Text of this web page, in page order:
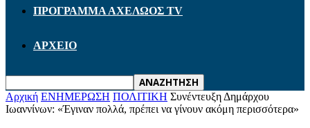
ΠΡΟΓΡΑΜΜΑ ΑΧΕΛΩΟΣ TV
ΑΡΧΕΙΟ
Αρχική ΕΝΗΜΕΡΩΣΗ ΠΟΛΙΤΙΚΗ Συνέντευξη Δημάρχου
Ιωαννίνων: «Έγιναν πολλά, πρέπει να γίνουν ακόμη περισσότερα»